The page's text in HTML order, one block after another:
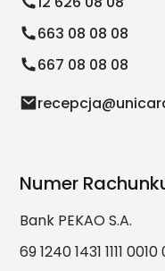
663 08 08 08
667 08 08 08
Numer
Bank PEKAO S.A.
69 1240 1431 1111